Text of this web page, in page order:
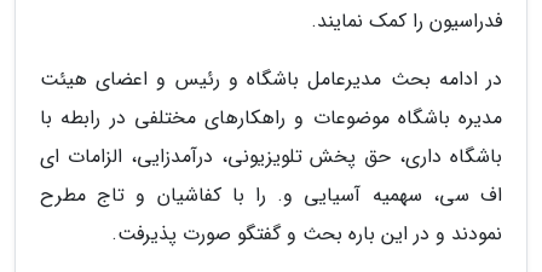
فدراسیون را کمک نمایند.
در ادامه بحث مدیرعامل باشگاه و رئیس و اعضای هیئت
مدیره باشگاه موضوعات و راهکارهای مختلفی در رابطه با
باشگاه داری، حق پخش تلویزیونی، درآمدزایی، الزامات ای
اف سی، سهمیه آسیایی و. را با کفاشیان و تاج مطرح
نمودند و در این باره بحث و گفتگو صورت پذیرفت.